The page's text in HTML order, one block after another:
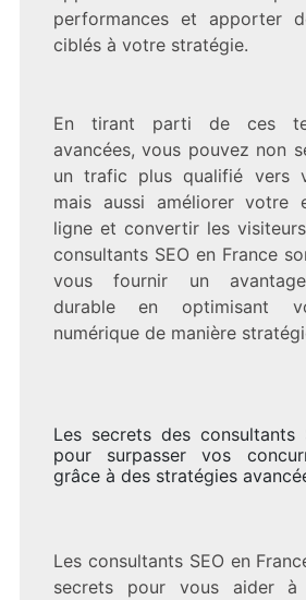
performances et apporter
ciblés à votre stratégie.
En tirant parti de ces
avancées, vous pouvez non
un trafic plus qualifié vers
mais aussi améliorer votre
ligne et convertir les
consultants SEO en France
vous fournir un avantage
durable en optimisant
numérique de manière
Les secrets des consultants
pour surpasser vos
grâce à des stratégies
Les consultants SEO en
secrets pour vous aider à